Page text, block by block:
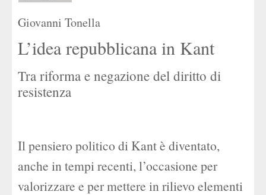
Giovanni Tonella
L’idea repubblicana in Kant
Tra riforma e negazione del diritto di
resistenza
Il pensiero politico di Kant è diventato,
anche in tempi recenti, l’occasione per
valorizzare e per mettere in rilievo elementi